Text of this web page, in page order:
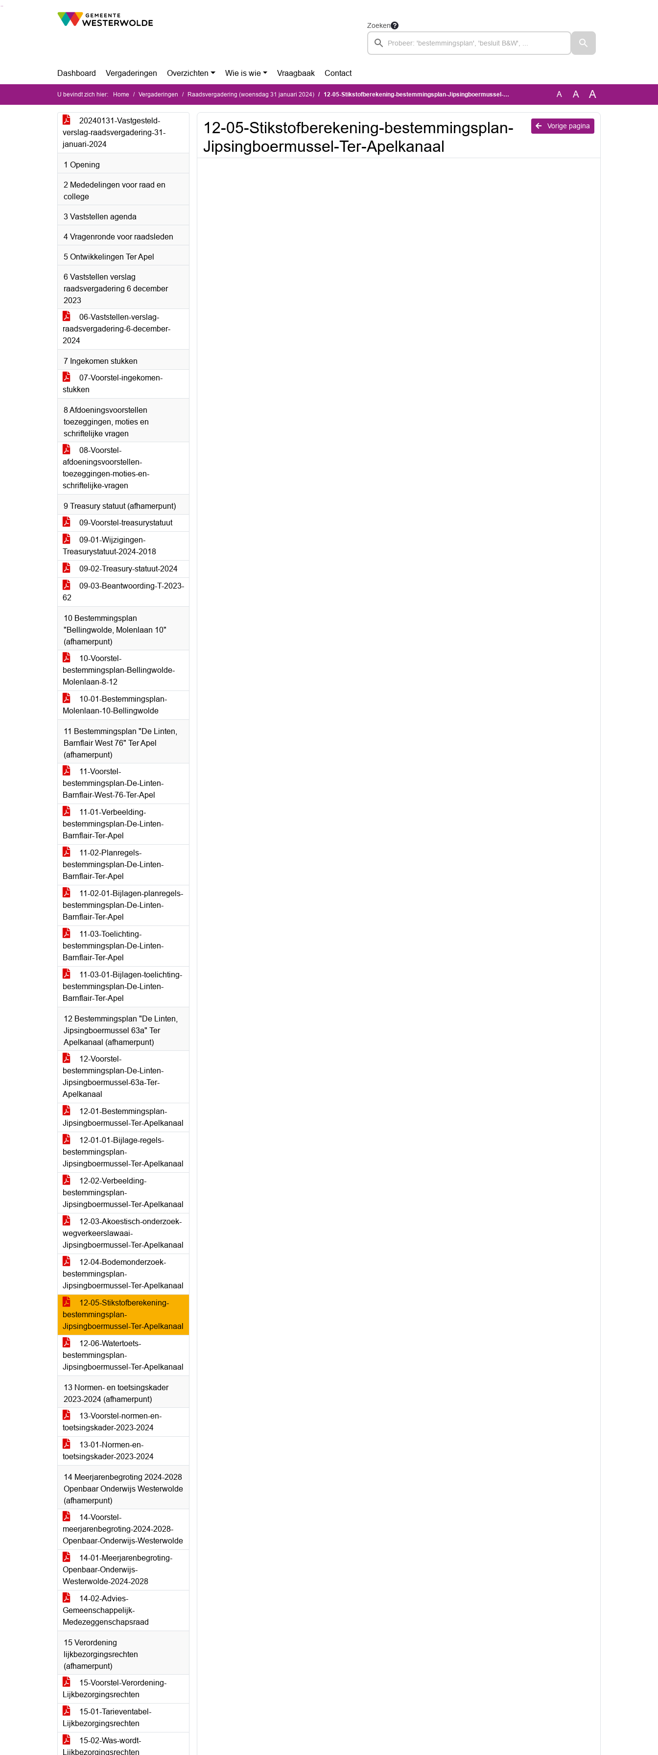
Ga naar de inhoud van deze pagina
Ga naar het zoeken
Ga naar het menu
Zoeken
Dashboard Vergaderingen Overzichten Wie is wie Vraagbaak Contact
U bevindt zich hier: Home Vergaderingen Raadsvergadering (woensdag 31 januari 2024) 12-05-Stikstofberekening-bestemmingsplan-Jipsingboermussel-Ter-Apelkanaal A A A
20240131-Vastgesteld-
verslag-raadsvergadering-31-
januari-2024
1 Opening
2 Mededelingen voor raad en
college
3 Vaststellen agenda
4 Vragenronde voor raadsleden
5 Ontwikkelingen Ter Apel
6 Vaststellen verslag
raadsvergadering 6 december
2023
06-Vaststellen-verslag-
raadsvergadering-6-december-
2024
7 Ingekomen stukken
07-Voorstel-ingekomen-
stukken
8 Afdoeningsvoorstellen
toezeggingen, moties en
schriftelijke vragen
08-Voorstel-
afdoeningsvoorstellen-
toezeggingen-moties-en-
schriftelijke-vragen
9 Treasury statuut (afhamerpunt)
09-Voorstel-treasurystatuut
09-01-Wijzigingen-
Treasurystatuut-2024-2018
09-02-Treasury-statuut-2024
09-03-Beantwoording-T-2023-
62
10 Bestemmingsplan
"Bellingwolde, Molenlaan 10"
(afhamerpunt)
10-Voorstel-
bestemmingsplan-Bellingwolde-
Molenlaan-8-12
10-01-Bestemmingsplan-
Molenlaan-10-Bellingwolde
11 Bestemmingsplan "De Linten,
Barnflair West 76" Ter Apel
(afhamerpunt)
11-Voorstel-
bestemmingsplan-De-Linten-
Barnflair-West-76-Ter-Apel
11-01-Verbeelding-
bestemmingsplan-De-Linten-
Barnflair-Ter-Apel
11-02-Planregels-
bestemmingsplan-De-Linten-
Barnflair-Ter-Apel
11-02-01-Bijlagen-planregels-
bestemmingsplan-De-Linten-
Barnflair-Ter-Apel
11-03-Toelichting-
bestemmingsplan-De-Linten-
Barnflair-Ter-Apel
11-03-01-Bijlagen-toelichting-
bestemmingsplan-De-Linten-
Barnflair-Ter-Apel
12 Bestemmingsplan "De Linten,
Jipsingboermussel 63a" Ter
Apelkanaal (afhamerpunt)
12-Voorstel-
bestemmingsplan-De-Linten-
Jipsingboermussel-63a-Ter-
Apelkanaal
12-01-Bestemmingsplan-
Jipsingboermussel-Ter-Apelkanaal
12-01-01-Bijlage-regels-
bestemmingsplan-
Jipsingboermussel-Ter-Apelkanaal
12-02-Verbeelding-
bestemmingsplan-
Jipsingboermussel-Ter-Apelkanaal
12-03-Akoestisch-onderzoek-
wegverkeerslawaai-
Jipsingboermussel-Ter-Apelkanaal
12-04-Bodemonderzoek-
bestemmingsplan-
Jipsingboermussel-Ter-Apelkanaal
12-05-Stikstofberekening-
bestemmingsplan-
Jipsingboermussel-Ter-Apelkanaal
12-06-Watertoets-
bestemmingsplan-
Jipsingboermussel-Ter-Apelkanaal
13 Normen- en toetsingskader
2023-2024 (afhamerpunt)
13-Voorstel-normen-en-
toetsingskader-2023-2024
13-01-Normen-en-
toetsingskader-2023-2024
14 Meerjarenbegroting 2024-2028
Openbaar Onderwijs Westerwolde
(afhamerpunt)
14-Voorstel-
meerjarenbegroting-2024-2028-
Openbaar-Onderwijs-Westerwolde
14-01-Meerjarenbegroting-
Openbaar-Onderwijs-
Westerwolde-2024-2028
14-02-Advies-
Gemeenschappelijk-
Medezeggenschapsraad
15 Verordening
lijkbezorgingsrechten
(afhamerpunt)
15-Voorstel-Verordening-
Lijkbezorgingsrechten
15-01-Tarieventabel-
Lijkbezorgingsrechten
15-02-Was-wordt-
Lijkbezorgingsrechten
Vorige pagina
12-05-Stikstofberekening-bestemmingsplan-
Jipsingboermussel-Ter-Apelkanaal